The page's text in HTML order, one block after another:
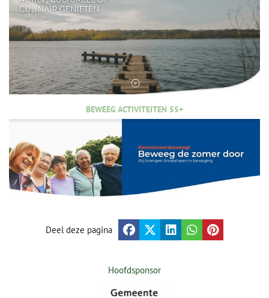
BEWEEG ACTIVITEITEN 55+
Deel deze pagina
Hoofdsponsor